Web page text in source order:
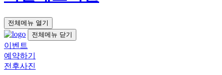
전체메뉴 열기
전체메뉴 닫기
이벤트
예약하기
전후사진